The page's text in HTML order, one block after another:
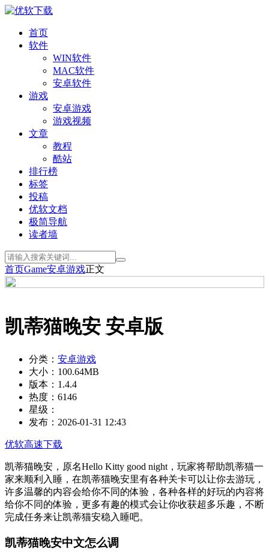
首页
软件
WIN软件
MAC软件
安卓软件
游戏
安卓游戏
游戏视频
文章
教程
酷站
排行榜
标签
投稿
优软文档
极简导航
读者墙
首页Game安卓游戏正文
凯蒂猫晚安 安卓版
分类： 安卓游戏
大小： 100.64MB
版本： 1.4.4
热度： 6146
星级：
发布： 2026-01-31 12:43
优软高速下载
凯蒂猫晚安，原名Hello Kitty good night，玩家将帮助凯蒂猫一
家来顺利入睡，在凯蒂猫晚安里有各种关卡可以让你去游玩，
许多温馨的内容会给你不同的体验，各种各样的好玩的内容将
给你不同的体验，更多有趣的模式会让你收获超多乐趣，不断
完成任务来让凯蒂猫安稳入睡吧。
凯蒂猫晚安中文怎么调